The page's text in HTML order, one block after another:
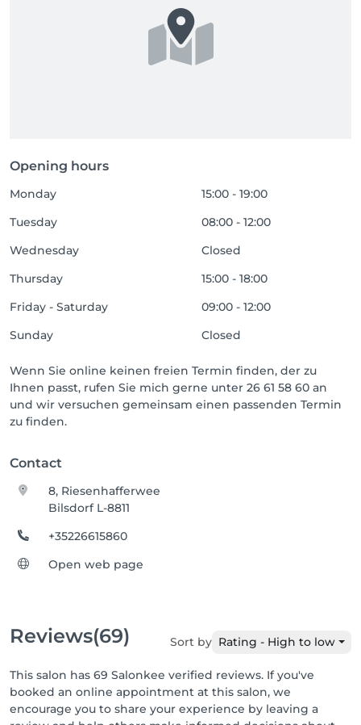
Opening hours
Monday
15:00 - 19:00
Tuesday
08:00 - 12:00
Wednesday
Closed
Thursday
15:00 - 18:00
Friday - Saturday
09:00 - 12:00
Sunday
Closed
Wenn Sie online keinen freien Termin finden, der zu
Ihnen passt, rufen Sie mich gerne unter 26 61 58 60 an
und wir versuchen gemeinsam einen passenden Termin
zu finden.
Contact
8, Riesenhafferwee
Bilsdorf L-8811
+35226615860
Open web page
Reviews(69) Sort by Rating - High to low
This salon has 69 Salonkee verified reviews. If you've
booked an online appointment at this salon, we
encourage you to share your experience by leaving a